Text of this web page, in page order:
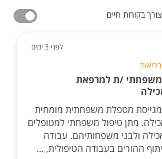
בקורות חיים
לפני 3 ימים
/ת למרפאת
מגייסת מטפלת משפחתית מומחית
מתן טיפול משפחתי למטופלים
ולבני משפחותיהם. עבודה
ההורים בעבודה הטיפולית, ...